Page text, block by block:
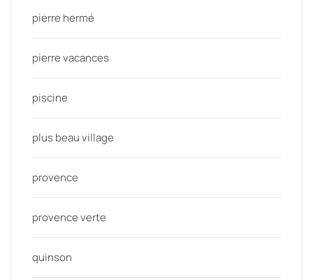
pierre hermé
pierre vacances
piscine
plus beau village
provence
provence verte
quinson